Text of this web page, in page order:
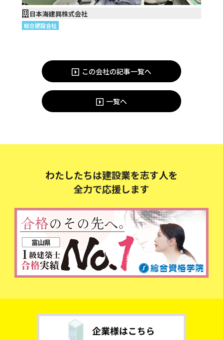
日本海建興株式会社
総合建設会社
この会社の記事一覧へ
一覧へ
わたしたちは建設業を志す人を
全力で応援します